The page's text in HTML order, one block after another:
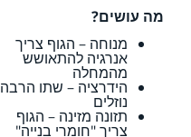
מה עושים?
מנוחה – הגוף צריך
אנרגיה להתאושש
מהמחלה
הידרציה – שתו הרבה
נוזלים
תזונה מזינה – הגוף
צריך "חומרי בנייה"